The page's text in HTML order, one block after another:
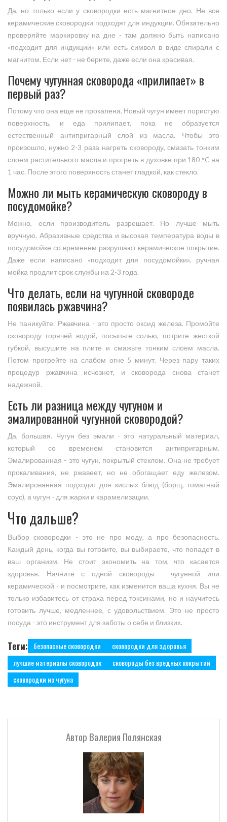
Да, но только если у сковородки есть магнитное дно. Не все
керамические сковородки подходят для индукции. Обязательно
проверяйте маркировку на дне - там должно быть написано
«подходит для индукции» или есть символ в виде спирали с
магнитом. Если нет - не берите, даже если она красивая.
Почему чугунная сковорода «прилипает» в
первый раз?
Потому что она еще не прокалена. Новый чугун имеет пористую
поверхность, и еда прилипает, пока не образуется
естественный антипригарный слой из масла. Чтобы это
произошло, нужно 2-3 раза нагреть сковороду, смазать тонким
слоем растительного масла и прогреть в духовке при 180 °C на
1 час. После этого поверхность станет гладкой, как стекло.
Можно ли мыть керамическую сковороду в
посудомойке?
Можно, если производитель разрешает. Но лучше мыть
вручную. Абразивные средства и высокая температура воды в
посудомойке со временем разрушают керамическое покрытие.
Даже если написано «подходит для посудомойки», ручная
мойка продлит срок службы на 2-3 года.
Что делать, если на чугунной сковороде
появилась ржавчина?
Не паникуйте. Ржавчина - это просто оксид железа. Промойте
сковороду горячей водой, посыпьте солью, потрите жесткой
губкой, высушите на плите и смажьте тонким слоем масла.
Потом прогрейте на слабом огне 5 минут. Через пару таких
процедур ржавчина исчезнет, и сковорода снова станет
надежной.
Есть ли разница между чугуном и
эмалированной чугунной сковородой?
Да, большая. Чугун без эмали - это натуральный материал,
который со временем становится антипригарным.
Эмалированная - это чугун, покрытый стеклом. Она не требует
прокаливания, не ржавеет, но не обогащает еду железом.
Эмалированная подходит для кислых блюд (борщ, томатный
соус), а чугун - для жарки и карамелизации.
Что дальше?
Выбор сковородки - это не про моду, а про безопасность.
Каждый день, когда вы готовите, вы выбираете, что попадет в
ваш организм. Не стоит экономить на том, что касается
здоровья. Начните с одной сковороды - чугунной или
керамической - и посмотрите, как изменится ваша кухня. Вы не
только избавитесь от страха перед токсинами, но и научитесь
готовить лучше, медленнее, с удовольствием. Это не просто
посуда - это инструмент для заботы о себе и близких.
Теги: безопасные сковородки
сковородки для здоровья
лучшие материалы сковородок
сковороды без вредных покрытий
сковородки из чугуна
Автор Валерия Полянская